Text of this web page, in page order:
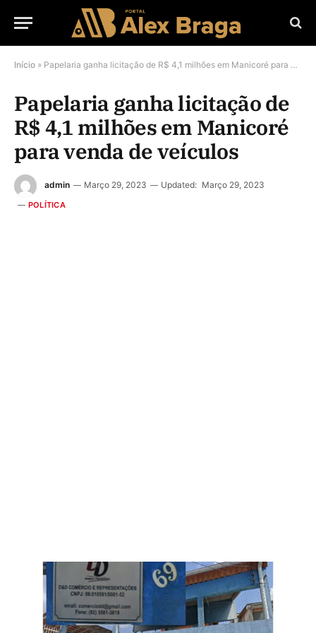
Início » Papelaria ganha licitação de R$ 4,1 milhões em Manicoré para venda de veículos
Papelaria ganha licitação de
R$ 4,1 milhões em Manicoré
para venda de veículos
admin Março 29, 2023 Updated: Março 29, 2023
POLÍTICA